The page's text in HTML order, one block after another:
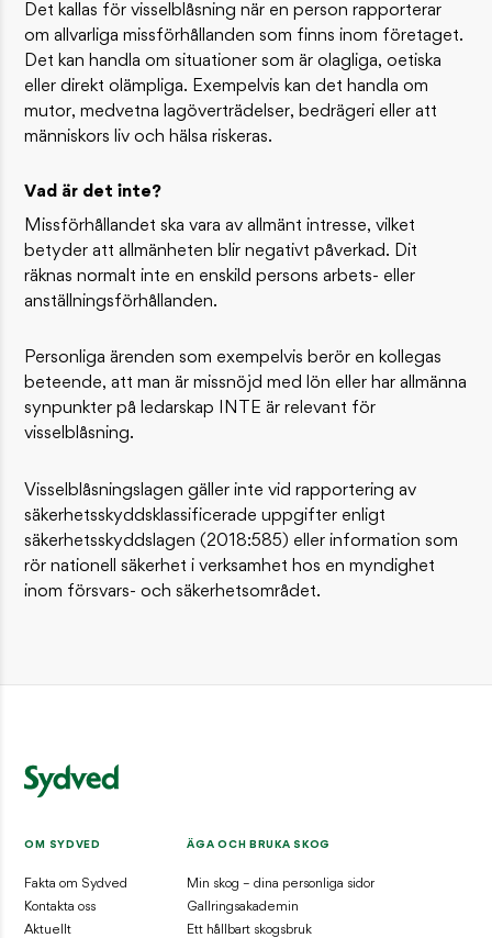
Det kallas för visselblåsning när en person rapporterar
om allvarliga missförhållanden som finns inom företaget.
Det kan handla om situationer som är olagliga, oetiska
eller direkt olämpliga. Exempelvis kan det handla om
mutor, medvetna lagöverträdelser, bedrägeri eller att
människors liv och hälsa riskeras.
Vad är det inte?
Missförhållandet ska vara av allmänt intresse, vilket
betyder att allmänheten blir negativt påverkad. Dit
räknas normalt inte en enskild persons arbets- eller
anställningsförhållanden.
Personliga ärenden som exempelvis berör en kollegas
beteende, att man är missnöjd med lön eller har allmänna
synpunkter på ledarskap INTE är relevant för
visselblåsning.
Visselblåsningslagen gäller inte vid rapportering av
säkerhetsskyddsklassificerade uppgifter enligt
säkerhetsskyddslagen (2018:585) eller information som
rör nationell säkerhet i verksamhet hos en myndighet
inom försvars- och säkerhetsområdet.
OM SYDVED
Fakta om Sydved
Kontakta oss
Aktuellt
ÄGA OCH BRUKA SKOG
Min skog – dina personliga sidor
Gallringsakademin
Ett hållbart skogsbruk